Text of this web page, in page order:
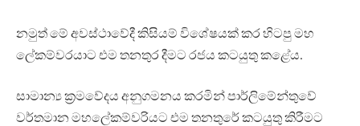
නමුත් මේ අවස්ථාවේදී කිසියම් විශේෂයක් කර හිටපු මහ
ලේකම්වරයාට එම තනතුර දීමට රජය කටයුතු කළේය.
සාමාන්‍ය ක්‍රමවේදය අනුගමනය කරමින් පාර්ලිමේන්තුවේ
වර්තමාන මහලේකම්වරියට එම තනතුරේ කටයුතු කිරීමට